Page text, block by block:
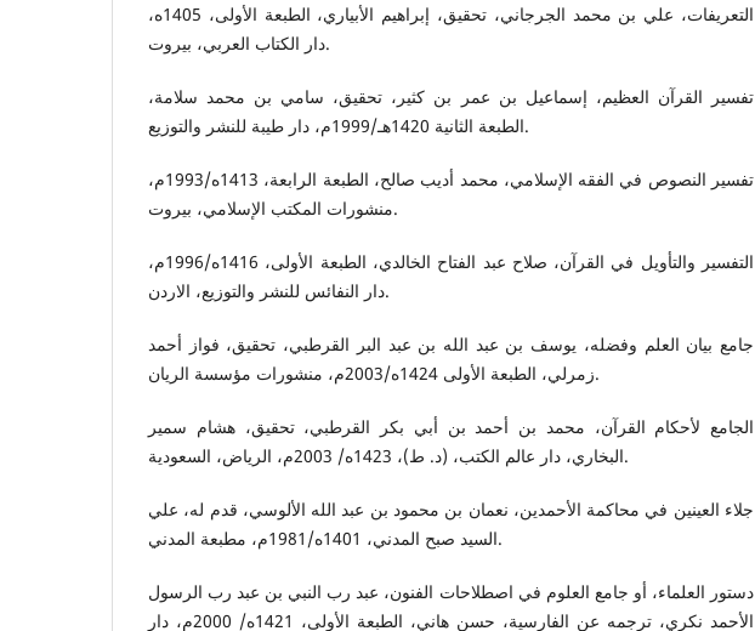
التعريفات، علي بن محمد الجرجاني، تحقيق، إبراهيم الأبياري، الطبعة الأولى، 1405ه،
دار الكتاب العربي، بيروت.
تفسير القرآن العظيم، إسماعيل بن عمر بن كثير، تحقيق، سامي بن محمد سلامة،
الطبعة الثانية 1420هـ/1999م، دار طيبة للنشر والتوزيع.
تفسير النصوص في الفقه الإسلامي، محمد أديب صالح، الطبعة الرابعة، 1413ه/1993م،
منشورات المكتب الإسلامي، بيروت.
التفسير والتأويل في القرآن، صلاح عبد الفتاح الخالدي، الطبعة الأولى، 1416ه/1996م،
دار النفائس للنشر والتوزيع، الاردن.
جامع بيان العلم وفضله، يوسف بن عبد الله بن عبد البر القرطبي، تحقيق، فواز أحمد
زمرلي، الطبعة الأولى 1424ه/2003م، منشورات مؤسسة الريان.
الجامع لأحكام القرآن، محمد بن أحمد بن أبي بكر القرطبي، تحقيق، هشام سمير
البخاري، دار عالم الكتب، (د. ط)، 1423ه/ 2003م، الرياض، السعودية.
جلاء العينين في محاكمة الأحمدين، نعمان بن محمود بن عبد الله الألوسي، قدم له، علي
السيد صبح المدني، 1401ه/1981م، مطبعة المدني.
دستور العلماء، أو جامع العلوم في اصطلاحات الفنون، عبد رب النبي بن عبد رب الرسول
الأحمد نكري، ترجمه عن الفارسية، حسن هاني، الطبعة الأولى، 1421ه/ 2000م، دار